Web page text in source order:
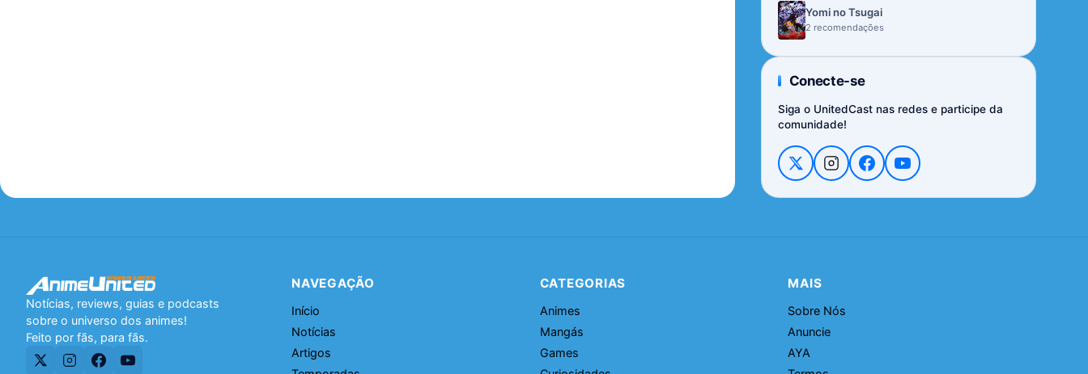
Yomi no Tsugai
2 recomendações
Conecte-se
Siga o UnitedCast nas redes e participe da
comunidade!
Notícias, reviews, guias e podcasts
sobre o universo dos animes!
Feito por fãs, para fãs.
NAVEGAÇÃO
Início
Notícias
Artigos
CATEGORIAS
Animes
Mangás
Games
MAIS
Sobre Nós
Anuncie
AYA